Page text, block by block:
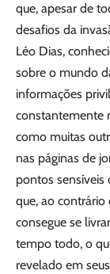
que, apesar de
desafios da
Léo Dias,
sobre o mundo
informações
constantemente
como muitas
nas páginas de
pontos sensíveis
que, ao contrário
consegue se
tempo todo, o
revelado em